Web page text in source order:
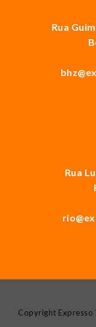
Rua
Rua
Copyright Expresso